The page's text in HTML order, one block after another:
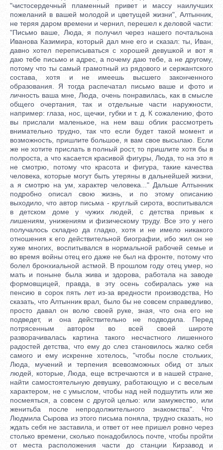
"чистосердечный пламенный привет и массу наилучших
пожеланий в вашей молодой и цветущей жизни", Алтынник,
не теряя даром времени и чернил, перешел к деловой части:
"Письмо ваше, Люда, я получил через нашего почтальона
Иванова Казимира, который дал мне его и сказал: ты, Иван,
давно хотел переписываться с хорошей девушкой и вот я
даю тебе письмо и адрес, а почему даю тебе, а не другому,
потому что ты самый грамотный из рядового и сержантского
состава, хотя и не имеешь высшего законченного
образования. Я тогда распечатал письмо ваше и фото и
личность ваша мне, Люда, очень понравилась, как в смысле
общего очертания, так и отдельные части наружности,
например: глаза, нос, щечки, губки и т. д. К сожалению, фото
вы прислали маленькое, на нем ваш облик рассмотреть
внимательно трудно, так что если будет такой момент и
возможность, пришлите большое, я вам свое высылаю. Если
же не хотите прислать в полный рост, то пришлите хотя бы в
полроста, а что касается красивой фигуры, Люда, то на это я
не смотрю, потому что красота и фигура, такие качества
человека, которые могут быть утеряны в дальнейшей жизни,
а я смотрю на ум, характер человека..." Дальше Алтынник
подробно описал свою жизнь, и по этому описанию
выходило, что автор письма - круглый сирота, воспитывался
в детском доме у чужих людей, с детства привык к
лишениям, унижениям и физическому труду. Все это у него
получалось складно да гладко, хотя и не имело никакого
отношения к его действительной биографии, ибо жил он не
хуже многих, воспитывался в нормальной рабочей семье и
во время войны отец его даже не был на фронте, потому что
болел бронхиальной астмой. В прошлом году отец умер, но
мать и поныне была жива и здорова, работала на заводе
формовщицей, правда, в эту осень собиралась уже на
пенсию в сорок пять лет из-за вредности производства, Но
сказать, что Алтынник врал, было бы не совсем справедливо,
просто давал он волю своей руке, зная, что она его не
подведет, и она действительно не подводила. Перед
потрясенным автором во всей своей широте
разворачивалась картина такого несчастного лишенного
радостей детства, что ему до слез становилось жалко себя
самого и ему искренне хотелось, "чтобы после стольких,
Люда, мучений и терпения всевозможных обид от злых
людей, которые, Люда, еще встречаются и в нашей стране,
найти самостоятельную девушку, работающую и с веселым
характером, не с умыслом, чтобы над ней подшутить или же
посмеяться, а совсем с другой целью: или замужество, или
женитьба после непродолжительного знакомства". Что
Людмила Сырова из этого письма поняла, трудно сказать, но
ждать себя не заставила, и ответ от нее пришел ровно через
столько времени, сколько понадобилось почте, чтобы пройти
от места расположения части до станции Кирзавод и